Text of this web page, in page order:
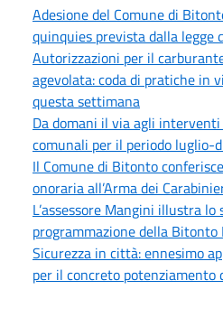
Adesione del Comune di
quinquies prevista dalla legge
Autorizzazioni per il
agevolata: coda di pratiche in
questa settimana
Da domani il via agli
comunali per il periodo luglio-
Il Comune di Bitonto
onoraria all’Arma dei
L’assessore Mangini illustra
programmazione della
Sicurezza in città: ennesimo
per il concreto potenziamento